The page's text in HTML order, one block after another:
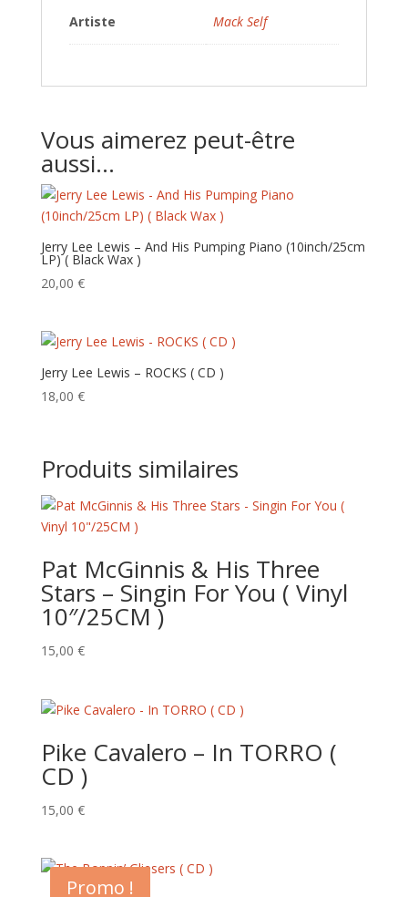
Artiste Mack Self
Vous aimerez peut-être
aussi…
Jerry Lee Lewis – And His Pumping Piano (10inch/25cm
LP) ( Black Wax )
20,00 €
Jerry Lee Lewis – ROCKS ( CD )
18,00 €
Produits similaires
Pat McGinnis & His Three
Stars – Singin For You ( Vinyl
10″/25CM )
15,00 €
Pike Cavalero – In TORRO (
CD )
15,00 €
Promo !